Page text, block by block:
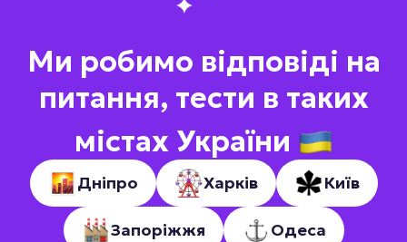
Ми робимо відповіді на
питання, тести в таких
містах України
Дніпро Харків Київ
Запоріжжя Одеса